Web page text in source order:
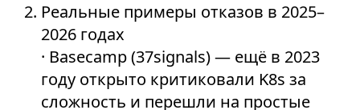
Реальные примеры отказов в 2025–
2026 годах
· Basecamp (37signals) — ещё в 2023
году открыто критиковали K8s за
сложность и перешли на простые